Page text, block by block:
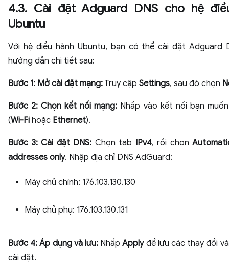
4.3. Cài đặt Adguard DNS cho hệ
Ubuntu
Với hệ điều hành Ubuntu, bạn có thể cài đặt Adguard
hướng dẫn chi tiết sau:
Bước 1: Mở cài đặt mạng: Truy cập Settings, sau đó chọn
Bước 2: Chọn kết nối mạng: Nhấp vào kết nối bạn
(Wi-Fi hoặc Ethernet).
Bước 3: Cài đặt DNS: Chọn tab IPv4, rồi chọn
addresses only. Nhập địa chỉ DNS AdGuard:
Máy chủ chính: 176.103.130.130
Máy chủ phụ: 176.103.130.131
Bước 4: Áp dụng và lưu: NhấpApply để lưu các thay đổi
cài đặt.